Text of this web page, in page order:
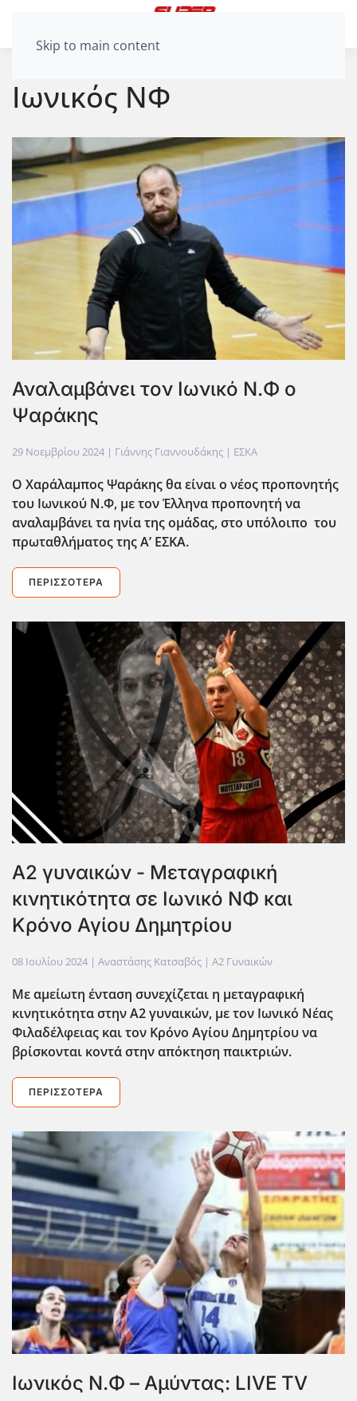
Skip to main content
Ιωνικός ΝΦ
Αναλαμβάνει τον Ιωνικό Ν.Φ ο
Ψαράκης
29 Νοεμβρίου 2024 | Γιάννης Γιαννουδάκης | ΕΣΚΑ
Ο Χαράλαμπος Ψαράκης θα είναι ο νέος προπονητής
του Ιωνικού Ν.Φ, με τον Έλληνα προπονητή να
αναλαμβάνει τα ηνία της ομάδας, στο υπόλοιπο του
πρωταθλήματος της Α’ ΕΣΚΑ.
ΠΕΡΙΣΣΌΤΕΡΑ
Α2 γυναικών - Μεταγραφική
κινητικότητα σε Ιωνικό ΝΦ και
Κρόνο Αγίου Δημητρίου
08 Ιουλίου 2024 | Αναστάσης Κατσαβός | Α2 Γυναικών
Με αμείωτη ένταση συνεχίζεται η μεταγραφική
κινητικότητα στην Α2 γυναικών, με τον Ιωνικό Νέας
Φιλαδέλφειας και τον Κρόνο Αγίου Δημητρίου να
βρίσκονται κοντά στην απόκτηση παικτριών.
ΠΕΡΙΣΣΌΤΕΡΑ
Ιωνικός Ν.Φ – Αμύντας: LIVE TV